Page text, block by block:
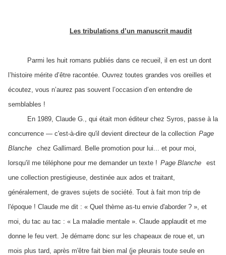
Les tribulations d’un manuscrit maudit
Parmi les huit romans publiés dans ce recueil, il en est un dont
l’histoire mérite d’être racontée. Ouvrez toutes grandes vos oreilles et
écoutez, vous n’aurez pas souvent l’occasion d’en entendre de
semblables !
En 1989, Claude G., qui était mon éditeur chez Syros, passe à la
concurrence — c'est-à-dire qu'il devient directeur de la collection Page
Blanche
chez Gallimard. Belle promotion pour lui... et pour moi,
lorsqu'il me téléphone pour me demander un texte ! Page Blanche
est
une collection prestigieuse, destinée aux ados et traitant,
généralement, de graves sujets de société. Tout à fait mon trip de
l'époque ! Claude me dit : « Quel thème as-tu envie d'aborder ? », et
moi, du tac au tac : « La maladie mentale ». Claude applaudit et me
donne le feu vert. Je démarre donc sur les chapeaux de roue et, un
mois plus tard, après m'être fait bien mal (je pleurais toute seule en